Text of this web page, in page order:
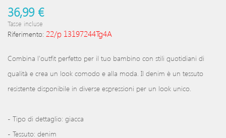
36,99 €
Tasse incluse
Riferimento: 22/p 13197244Tg4A
Combina l'outfit perfetto per il tuo bambino con stili quotidiani di
qualità e crea un look comodo e alla moda. Il denim è un tessuto
resistente disponibile in diverse espressioni per un look unico.
- Tipo di dettaglio: giacca
- Tessuto: denim